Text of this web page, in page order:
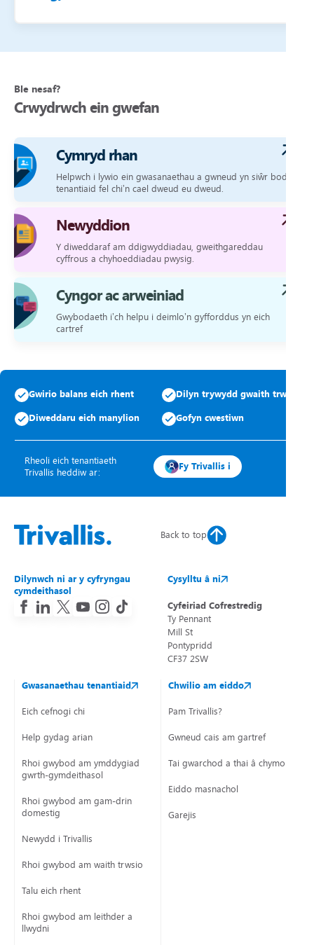
Ble nesaf?
Crwydrwch ein gwefan
Cymryd rhan
Helpwch i lywio ein gwasanaethau a gwneud yn siŵr bod
tenantiaid fel chi’n cael dweud eu dweud.
Newyddion
Y diweddaraf am ddigwyddiadau, gweithgareddau
cyffrous a chyhoeddiadau pwysig.
Cyngor ac arweiniad
Gwybodaeth i’ch helpu i deimlo’n gyfforddus yn eich
cartref
Gwirio balans eich rhent Dilyn trywydd gwaith trwsio
Diweddaru eich manylion Gofyn cwestiwn
Rheoli eich tenantiaeth
Trivallis heddiw ar:
Fy Trivallis i
Back to top
Dilynwch ni ar y cyfryngau
cymdeithasol
Cysylltu â ni
Cyfeiriad Cofrestredig
Ty Pennant
Mill St
Pontypridd
CF37 2SW
Gwasanaethau tenantiaid
Eich cefnogi chi
Help gydag arian
Rhoi gwybod am ymddygiad
gwrth-gymdeithasol
Rhoi gwybod am gam-drin
domestig
Newydd i Trivallis
Rhoi gwybod am waith trwsio
Talu eich rhent
Rhoi gwybod am leithder a
llwydni
Chwilio am eiddo
Pam Trivallis?
Gwneud cais am gartref
Tai gwarchod a thai â chymorth
Eiddo masnachol
Garejis